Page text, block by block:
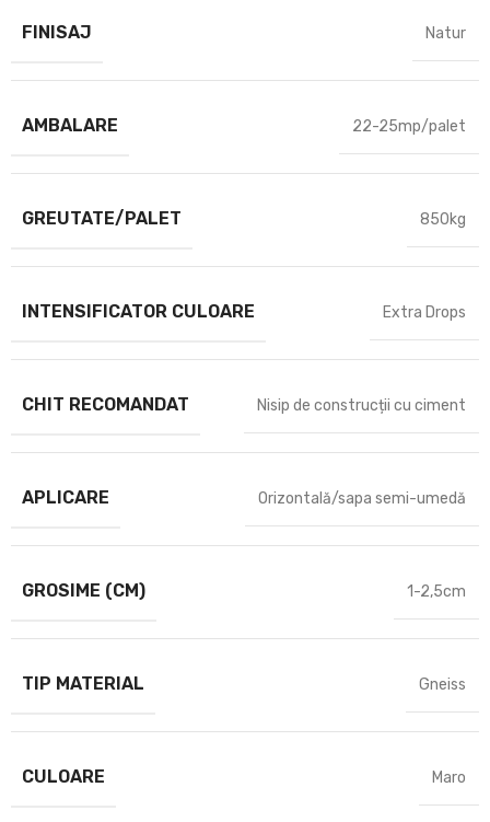
FINISAJ Natur
AMBALARE 22-25mp/palet
GREUTATE/PALET 850kg
INTENSIFICATOR CULOARE Extra Drops
CHIT RECOMANDAT Nisip de construcții cu ciment
APLICARE Orizontală/sapa semi-umedă
GROSIME (CM) 1-2,5cm
TIP MATERIAL Gneiss
CULOARE Maro